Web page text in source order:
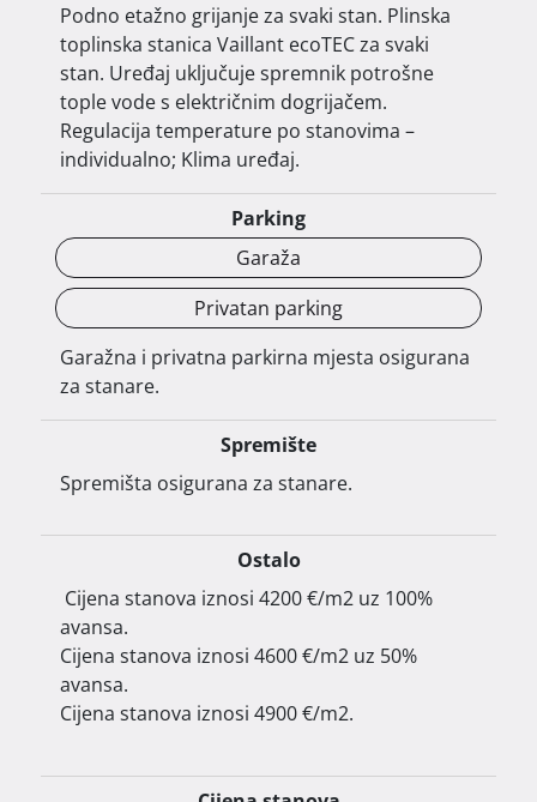
Zgrada se sastoji od podruma, visokog prizemlja,
tri nadzemne etaže te povučene etaže, s pažljivo
planiranim rasporedima stanova i
loggiama/terasama koje dodatno naglašavaju
osjećaj prostora i udobnosti.
O lokaciji:
Projekt Rudeš nalazi se na izuzetno mirnoj i
strateškoj lokaciji, udaljenoj svega nekoliko minuta
hoda do Zagrebačke ceste te planirane tramvajske
put i spojna prometnica Brlić Mažuranić)
osigurava brz pristup svim dijelovima grada.
Lokacija je izvrsno povezana javnim prijevozom –
stajališta. Stanovnicima je tako omogućen brz i
kvartovima.
Kupcima je dodatna prednost i blizina svih
Podno etažno grijanje za svaki stan. Plinska
toplinska stanica Vaillant ecoTEC za svaki
stan. Uređaj uključuje spremnik potrošne
tople vode s električnim dogrijačem.
Regulacija temperature po stanovima –
individualno; Klima uređaj.
Parking
Garaža
Privatan parking
Garažna i privatna parkirna mjesta osigurana
za stanare.
Spremište
Spremišta osigurana za stanare.
Ostalo
avansa.
Cijena stanova iznosi 4600 €/m2 uz 50%
avansa.
Cijena stanova iznosi 4900 €/m2.